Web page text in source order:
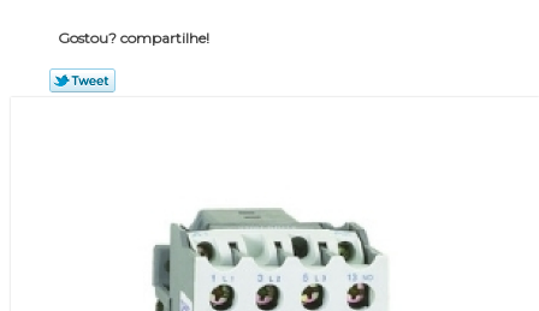
Gostou? compartilhe!